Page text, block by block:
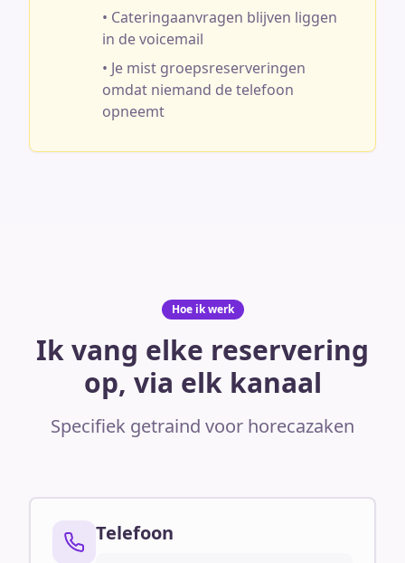
• Cateringaanvragen blijven liggen
in de voicemail
• Je mist groepsreserveringen
omdat niemand de telefoon
opneemt
Hoe ik werk
Ik vang elke reservering
op, via elk kanaal
Specifiek getraind voor horecazaken
Telefoon